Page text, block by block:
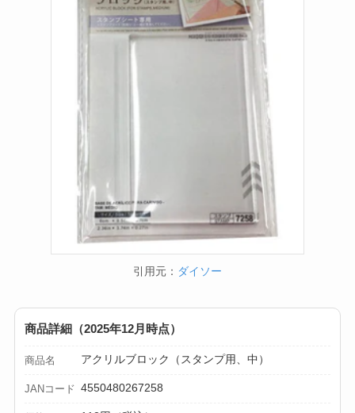
引用元： ダイソー
商品詳細（2025年12月時点）
商品名 アクリルブロック（スタンプ用、中）
JANコード 4550480267258